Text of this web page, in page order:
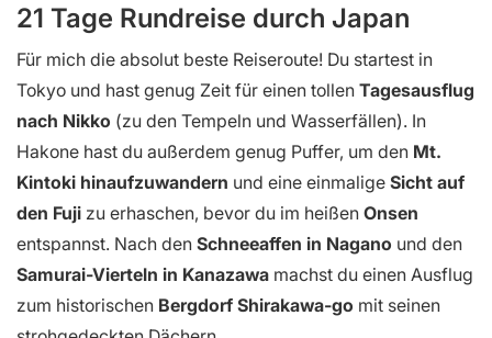
21 Tage Rundreise durch Japan
Für mich die absolut beste Reiseroute! Du startest in
Tokyo und hast genug Zeit für einen tollen Tagesausflug
nach Nikko (zu den Tempeln und Wasserfällen). In
Hakone hast du außerdem genug Puffer, um den Mt.
Kintoki hinaufzuwandern und eine einmalige Sicht auf
den Fuji zu erhaschen, bevor du im heißen Onsen
entspannst. Nach den Schneeaffen in Nagano und den
Samurai-Vierteln in Kanazawa machst du einen Ausflug
zum historischen Bergdorf Shirakawa-go mit seinen